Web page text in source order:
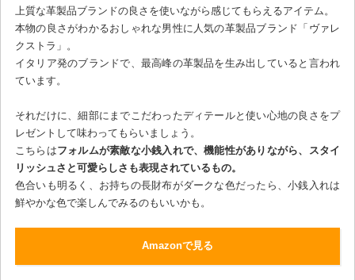
上質な革製品ブランドの良さを使いながら感じてもらえるアイテム。
本物の良さがわかるおしゃれな男性に人気の革製品ブランド「ヴァレ
クストラ」。
イタリア発のブランドで、最高峰の革製品を生み出していると言われ
ています。
それだけに、細部にまでこだわったディテールと使い心地の良さをプ
レゼントして味わってもらいましょう。
こちらはフォルムが素敵な小銭入れで、機能性がありながら、スタイ
リッシュさと可愛らしさも表現されているもの。
色合いも明るく、お持ちの長財布がダークな色だったら、小銭入れは
鮮やかな色で楽しんでみるのもいいかも。
Amazonで見る